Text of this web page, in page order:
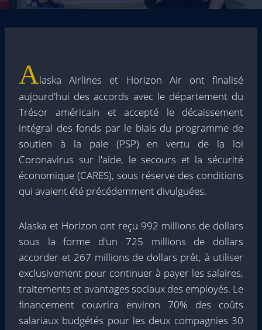
Alaska Airlines et Horizon Air ont finalisé
aujourd'hui des accords avec le département du
Trésor américain et accepté le décaissement
intégral des fonds par le biais du programme de
soutien à la paie (PSP) en vertu de la loi
Coronavirus sur l'aide, le secours et la sécurité
économique (CARES), sous réserve des conditions
qui avaient été précédemment divulguées.
Alaska et Horizon ont reçu 992 millions de dollars
sous la forme d'un 725 millions de dollars
accorder et 267 millions de dollars prêt, à utiliser
exclusivement pour continuer à payer les salaires,
traitements et avantages sociaux des employés. Le
financement couvrira environ 70% des coûts
salariaux budgétés pour les deux compagnies 30